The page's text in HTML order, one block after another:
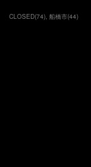
CLOSED(74) 船橋市(44)